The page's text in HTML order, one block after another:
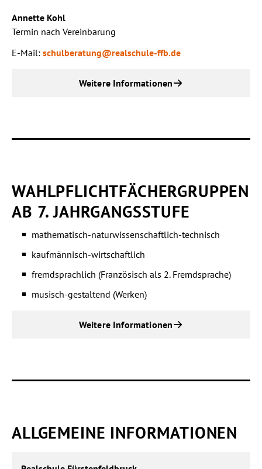
Annette Kohl
Termin nach Vereinbarung
E-Mail: schulberatung@realschule-ffb.de
Weitere Informationen
WAHLPFLICHTFÄCHERGRUPPEN
AB 7. JAHRGANGSSTUFE
mathematisch-naturwissenschaftlich-technisch
kaufmännisch-wirtschaftlich
fremdsprachlich (Französisch als 2. Fremdsprache)
musisch-gestaltend (Werken)
Weitere Informationen
ALLGEMEINE INFORMATIONEN